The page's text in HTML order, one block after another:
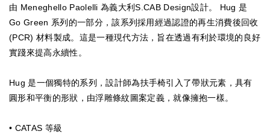
由 Meneghello Paolelli 為義大利S.CAB Design設計。 Hug 是
Go Green 系列的一部分，該系列採用經過認證的再生消費後回收
(PCR) 材料製成。這是一種現代方法，旨在透過有利於環境的良好
實踐來提高永續性。
Hug 是一個獨特的系列，設計師為扶手椅引入了帶狀元素，具有
圓形和平衡的形狀，由浮雕條紋圖案定義，就像擁抱一樣。
• CATAS 等級